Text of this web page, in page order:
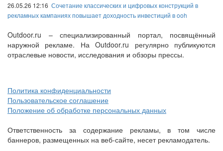
26.05.26 12:16 Сочетание классических и цифровых конструкций в
рекламных кампаниях повышает доходность инвестиций в ooh
Outdoor.ru – специализированный портал, посвящённый
наружной рекламе. На Outdoor.ru регулярно публикуются
отраслевые новости, исследования и обзоры прессы.
Политика конфиденциальности
Пользовательское соглашение
Положение об обработке персональных данных
Ответственность за содержание рекламы, в том числе
баннеров, размещенных на веб-сайте, несет рекламодатель.